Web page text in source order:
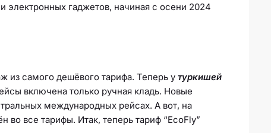
гаджетов, начиная с осени 2024
из самого дешёвого тарифа. Теперь у туркишей
включена только ручная кладь. Новые
международных рейсах. А вот, на
все тарифы. Итак, теперь тариф “EcoFly”